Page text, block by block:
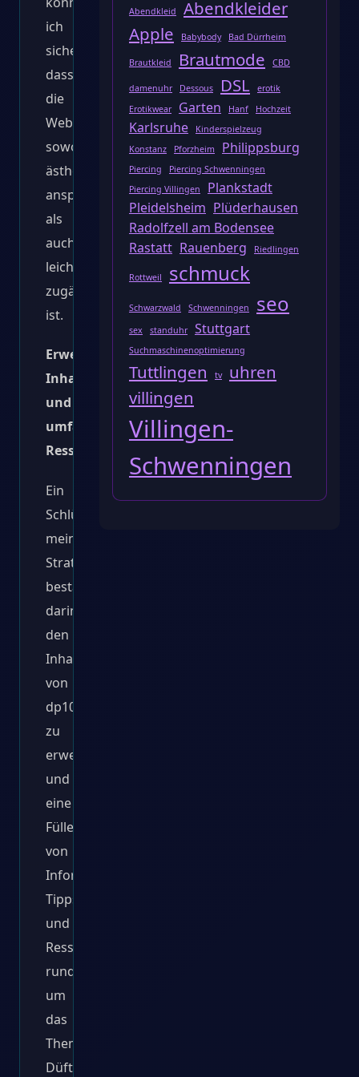
ich
sicherstellen,
dass
die
Website
sowohl
ästhetisch
ansprechend
als
auch
leicht
zugänglich
ist.
Erweiterte
Inhalte
und
umfassende
Ressourcen
Ein
Schlüsselteil
meiner
Strategie
bestand
darin,
den
Inhalt
von
dp10.de
zu
erweitern
und
eine
Fülle
von
Informationen,
Tipps
und
Ressourcen
rund
um
das
Thema
Düfte
Abendkleid
Abendkleider
Apple
Babybody Bad Dürrheim
Brautkleid Brautmode CBD
damenuhr Dessous DSL
erotik
Erotikwear
Garten Hanf Hochzeit
Karlsruhe
Kinderspielzeug
Konstanz
Pforzheim Philippsburg
Piercing
Piercing Schwenningen
Piercing Villingen
Plankstadt
Pleidelsheim Plüderhausen
Radolfzell am Bodensee
Rastatt Rauenberg Riedlingen
Rottweil schmuck
Schwarzwald Schwenningen seo
sex standuhr Stuttgart
Suchmaschinenoptimierung
Tuttlingen tv
uhren
villingen
Villingen-
Schwenningen